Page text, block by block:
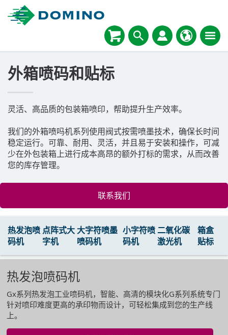
外箱喷码和贴标
灵活、高品质的包装箱喷印，帮助提升生产效率。
我们的外箱喷吗机系列使用阀式按需喷墨技术，确保长时间
稳定运行。可靠、耐用、灵活，并且易于安装和操作，可减
少在外包装箱上进行成本高昂的额外打标的需求，从而改善
您的库存管理。
联系我们
热发泡喷
码机
点阵式大
字机
大字符喷墨
喷码机
小字符喷
码机
二氧化碳
激光机
箱盒
贴标
热发泡喷码机
Gx系列热发泡工业喷码机，智能、高清的模块化G系列系统专门
针对喷印难度更高的承印物而设计，可轻松集成到您的生产线
上。